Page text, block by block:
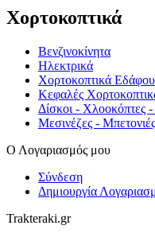
Χορτοκοπτικά
Βενζινοκίνητα
Ηλεκτρικά
Χορτοκοπτικά
Κεφαλές
Δίσκοι - Χλοοκόπτες
Μεσινέζες - Μπετονιές
Ο Λογαριασμός μου
Σύνδεση
Δημιουργία
Trakteraki.gr